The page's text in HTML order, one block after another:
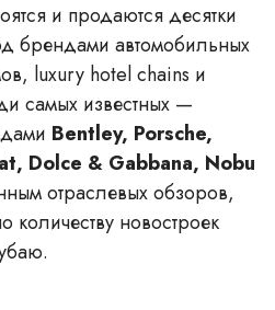
и продаются десятки
брендами автомобильных
luxury hotel chains и
самых известных —
Bentley, Porsche,
Dolce & Gabbana, Nobu
отраслевых обзоров,
количеству новостроек